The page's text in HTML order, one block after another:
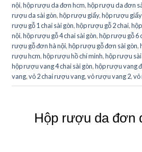
nội,hộp rượu da đơn hcm,hộp rượu da đơn
rượu da sài gòn,hộp rượu giấy,hộp rượu
rượu gỗ 1 chai sài gòn,hộp rượu gỗ 2 chai,
nội,hộp rượu gỗ 4 chai sài gòn,hộp rượu gỗ 6
rượu gỗ đơn hà nội,hộp rượu gỗ đơn sài gòn,
rượu hcm,hộp rượu hồ chí minh,hộp rượu sài
hộp rượu vang 4 chai sài gòn,hộp rượu vang
vang,vỏ 2 chai rượu vang,vỏ rượu vang 2,vỏ
Hộp rượu da đơn